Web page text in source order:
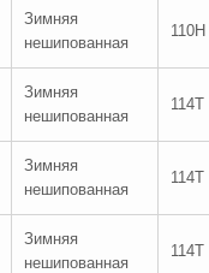
Зимняя
нешипованная
110H
Зимняя
нешипованная
114T
Зимняя
нешипованная
114T
Зимняя
нешипованная
114T